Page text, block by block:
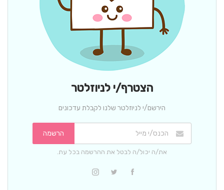
הצטרף/י לניוזלטר
הירשם/י לניוזלטר שלנו לקבלת עדכונים
הרשמה
את/ה יכול/ה לבטל את ההרשמה בכל עת.